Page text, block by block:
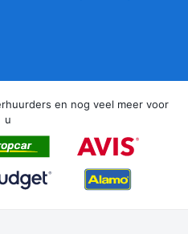
en nog veel meer voor
u